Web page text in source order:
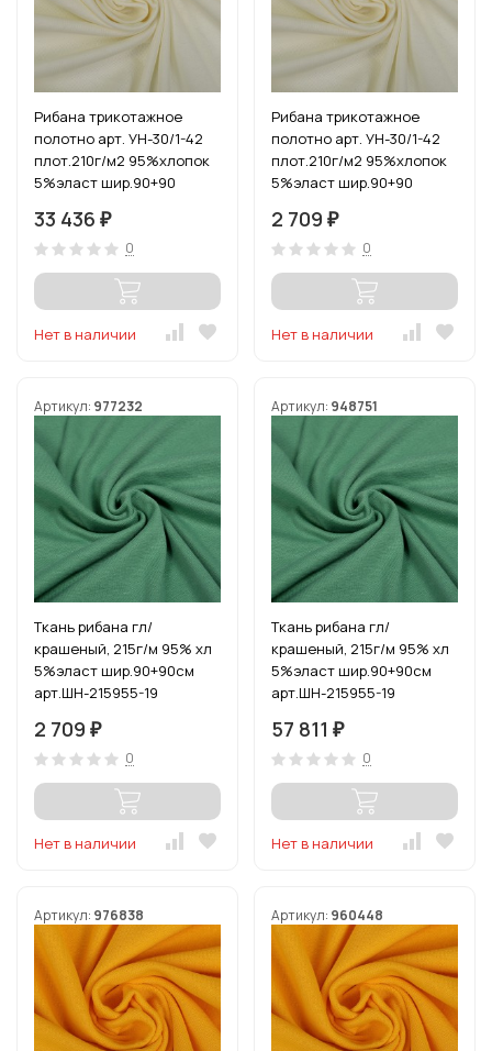
Рибана трикотажное
полотно арт. УН-30/1-42
плот.210г/м2 95%хлопок
5%эласт шир.90+90
(1кг-2,4м)
33 436 ₽
0
Нет в наличии
Рибана трикотажное
полотно арт. УН-30/1-42
плот.210г/м2 95%хлопок
5%эласт шир.90+90
(1кг-2,4м)
2 709 ₽
0
Нет в наличии
Артикул: 977232
Ткань рибана гл/
крашеный, 215г/м 95% хл
5%эласт шир.90+90см
арт.ШН-215955-19
2 709 ₽
0
Нет в наличии
Артикул: 948751
Ткань рибана гл/
крашеный, 215г/м 95% хл
5%эласт шир.90+90см
арт.ШН-215955-19
57 811 ₽
0
Нет в наличии
Артикул: 976838 Артикул: 960448